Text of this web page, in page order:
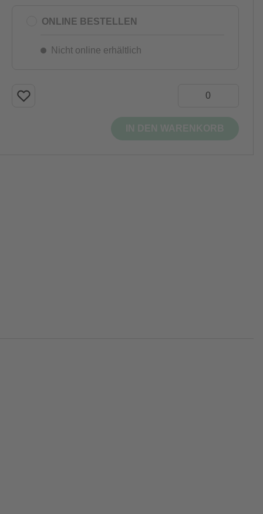
ONLINE BESTELLEN
Nicht online erhältlich